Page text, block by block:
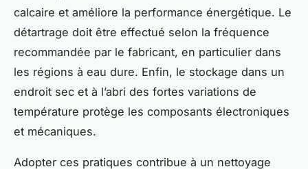
calcaire et améliore la performance énergétique. Le
détartrage doit être effectué selon la fréquence
recommandée par le fabricant, en particulier dans
les régions à eau dure. Enfin, le stockage dans un
endroit sec et à l’abri des fortes variations de
température protège les composants électroniques
et mécaniques.
Adopter ces pratiques contribue à un nettoyage